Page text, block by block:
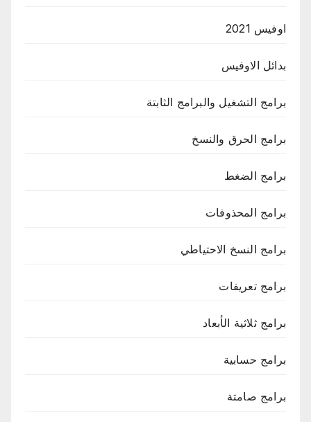
اوفيس 2021
بدائل الاوفيس
برامج التشغيل والبرامج الثابتة
برامج الحرق والنسخ
برامج الضغط
برامج المحذوفات
برامج النسخ الاحتياطي
برامج تعريفات
برامج ثلاثية الأبعاد
برامج حسابية
برامج صامتة